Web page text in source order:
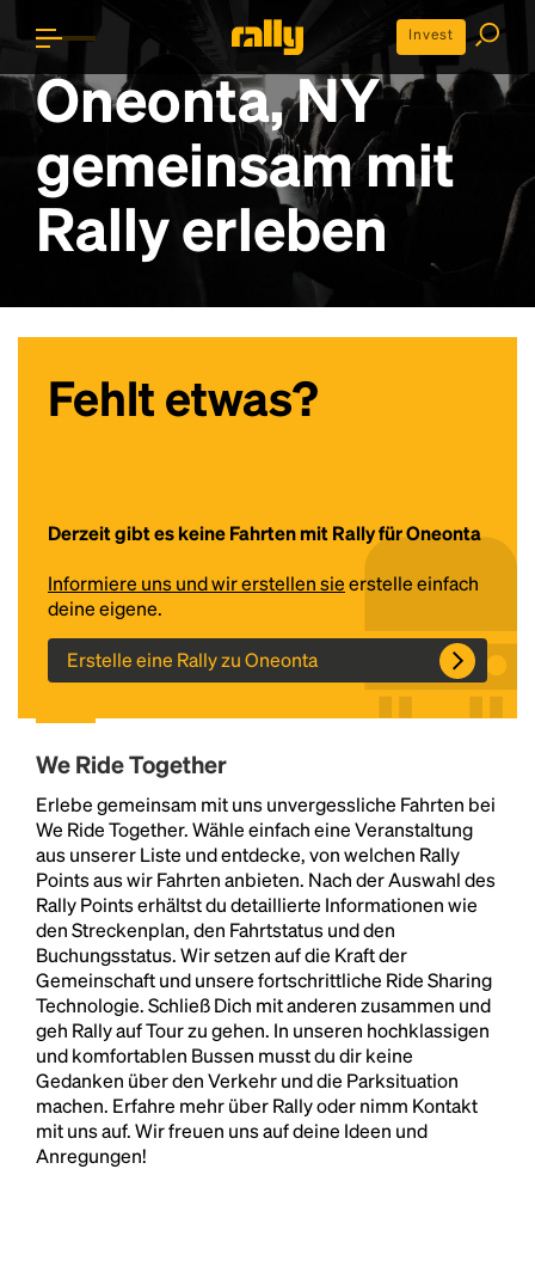
Invest
Oneonta, NY
gemeinsam mit
Rally erleben
Fehlt etwas?
Derzeit gibt es keine Fahrten mit Rally für Oneonta
Informiere uns und wir erstellen sieerstelle einfach
deine eigene.
Erstelle eine Rally zu Oneonta
We Ride Together
Erlebe gemeinsam mit uns unvergessliche Fahrten bei
We Ride Together. Wähle einfach eine Veranstaltung
aus unserer Liste und entdecke, von welchen Rally
Points aus wir Fahrten anbieten. Nach der Auswahl des
Rally Points erhältst du detaillierte Informationen wie
den Streckenplan, den Fahrtstatus und den
Buchungsstatus. Wir setzen auf die Kraft der
Gemeinschaft und unsere fortschrittliche Ride Sharing
Technologie. Schließ Dich mit anderen zusammen und
geh Rally auf Tour zu gehen. In unseren hochklassigen
und komfortablen Bussen musst du dir keine
Gedanken über den Verkehr und die Parksituation
machen. Erfahre mehr über Rally oder nimm Kontakt
mit uns auf. Wir freuen uns auf deine Ideen und
Anregungen!
Headline
Lorem Ipsum is simply dummy text of the printing
and typesetting industry.Lorem Ipsum has been the
industry's standarddummy text ever since the
1500s, when an unknown printer took a galley of
type and scrambled it to make a type specimen
book. It has survived not only five centuries, but also
the leap into electronic typesetting, remaining
essentially unchanged.